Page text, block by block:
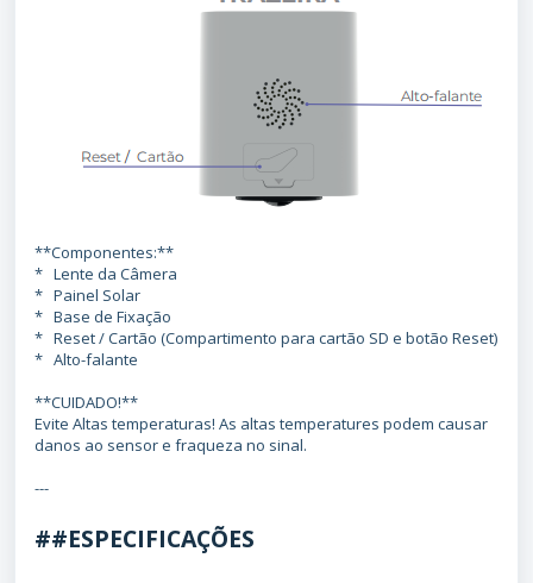
**Componentes:**
* Lente da Câmera
* Painel Solar
* Base de Fixação
* Reset / Cartão (Compartimento para cartão SD e botão Reset)
* Alto-falante
**CUIDADO!**
Evite Altas temperaturas! As altas temperatures podem causar
danos ao sensor e fraqueza no sinal.
---
##ESPECIFICAÇÕES